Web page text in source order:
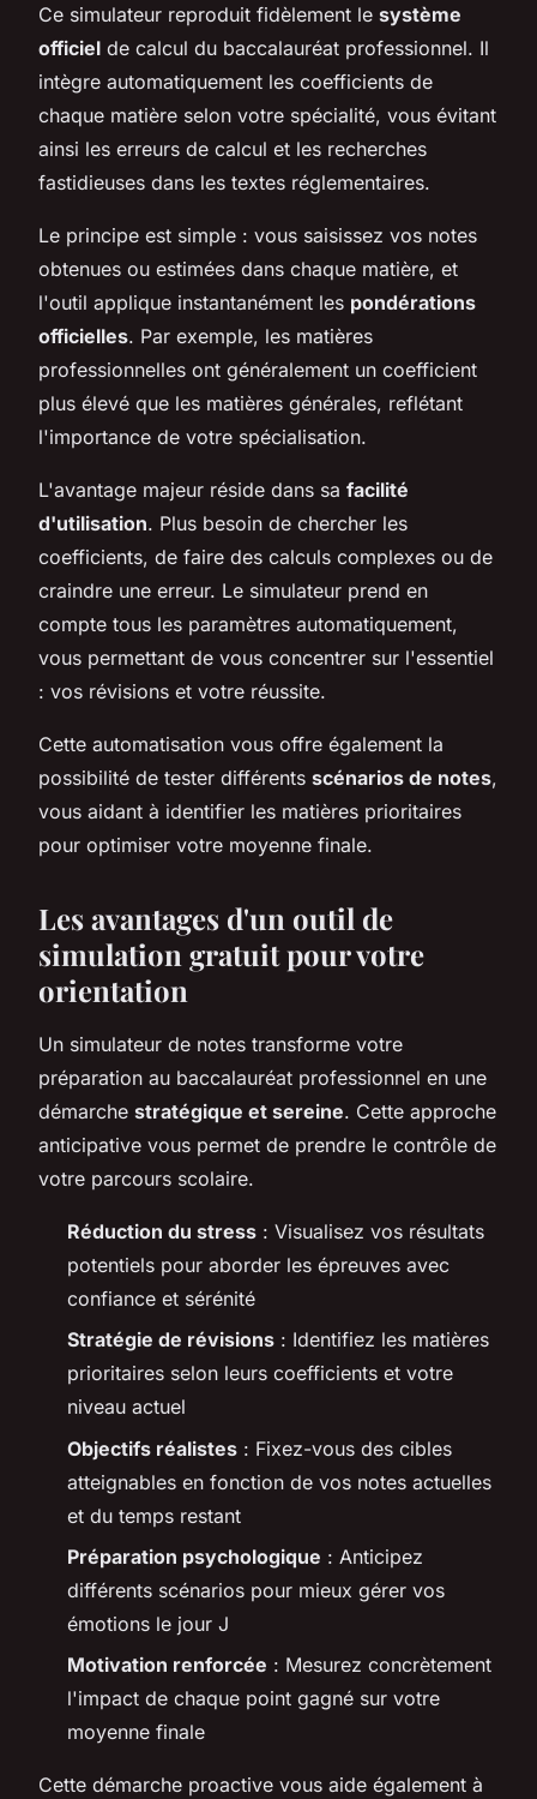
Ce simulateur reproduit fidèlement le système
officiel de calcul du baccalauréat professionnel. Il
intègre automatiquement les coefficients de
chaque matière selon votre spécialité, vous évitant
ainsi les erreurs de calcul et les recherches
fastidieuses dans les textes réglementaires.
Le principe est simple : vous saisissez vos notes
obtenues ou estimées dans chaque matière, et
l'outil applique instantanément les pondérations
officielles. Par exemple, les matières
professionnelles ont généralement un coefficient
plus élevé que les matières générales, reflétant
l'importance de votre spécialisation.
L'avantage majeur réside dans sa facilité
d'utilisation. Plus besoin de chercher les
coefficients, de faire des calculs complexes ou de
craindre une erreur. Le simulateur prend en
compte tous les paramètres automatiquement,
vous permettant de vous concentrer sur l'essentiel
: vos révisions et votre réussite.
Cette automatisation vous offre également la
possibilité de tester différents scénarios de notes,
vous aidant à identifier les matières prioritaires
pour optimiser votre moyenne finale.
Les avantages d'un outil de
simulation gratuit pour votre
orientation
Un simulateur de notes transforme votre
préparation au baccalauréat professionnel en une
démarche stratégique et sereine. Cette approche
anticipative vous permet de prendre le contrôle de
votre parcours scolaire.
Réduction du stress : Visualisez vos résultats
potentiels pour aborder les épreuves avec
confiance et sérénité
Stratégie de révisions : Identifiez les matières
prioritaires selon leurs coefficients et votre
niveau actuel
Objectifs réalistes : Fixez-vous des cibles
atteignables en fonction de vos notes actuelles
et du temps restant
Préparation psychologique : Anticipez
différents scénarios pour mieux gérer vos
émotions le jour J
Motivation renforcée : Mesurez concrètement
l'impact de chaque point gagné sur votre
moyenne finale
Cette démarche proactive vous aide également à